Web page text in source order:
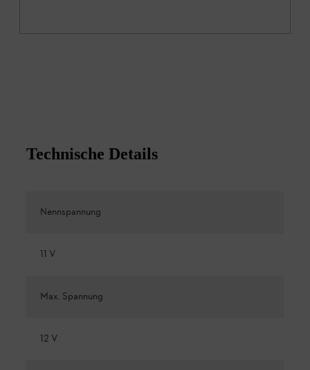
Technische Details
Nennspannung
11 V
Max. Spannung
12 V